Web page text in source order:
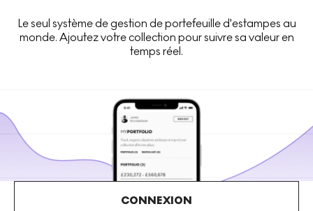
Le seul système de gestion de portefeuille d'estampes au
monde. Ajoutez votre collection pour suivre sa valeur en
temps réel.
CONNEXION